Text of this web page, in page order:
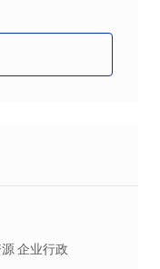
源 企业行政